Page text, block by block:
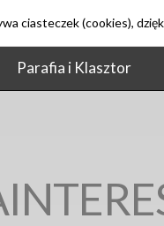
JANA
Parafia i Klasztor
ciasteczek (cookies),